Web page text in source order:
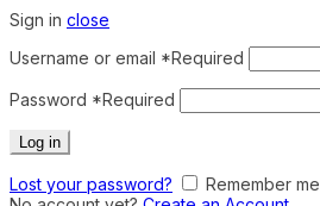
Sign in close
Username or email *Required
Password *Required
Log in
Lost your password?
Remember me